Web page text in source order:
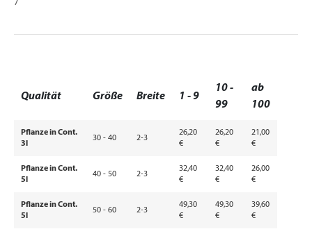
7
Qualität Größe Breite 1 - 9
10 -
99
ab
100
Pflanze in Cont.
3l
30 - 40 2-3
26,20
€
26,20
€
21,00
€
Pflanze in Cont.
5l
40 - 50 2-3
32,40
€
32,40
€
26,00
€
Pflanze in Cont.
5l
50 - 60 2-3
49,30
€
49,30
€
39,60
€